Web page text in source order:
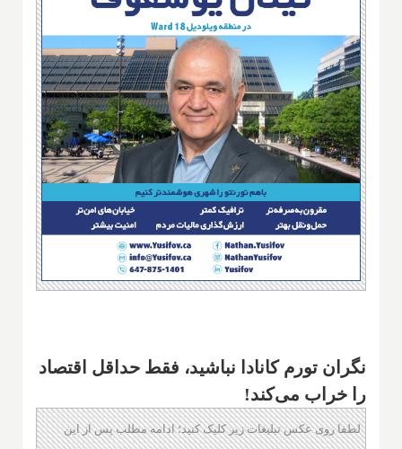
نگران تورم کانادا نباشید، فقط حداقل اقتصاد
را خراب می‌کند!
لطفا روی عکس تبلیغات زیر کلیک کنید؛ ادامه مطلب پس از این